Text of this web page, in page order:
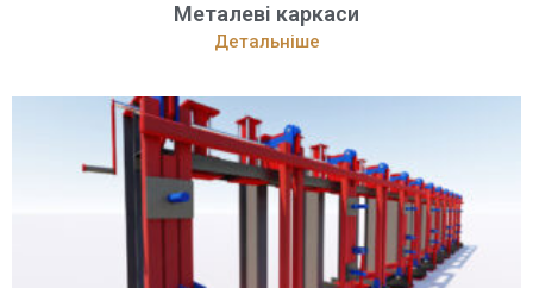
Металеві каркаси
Детальніше